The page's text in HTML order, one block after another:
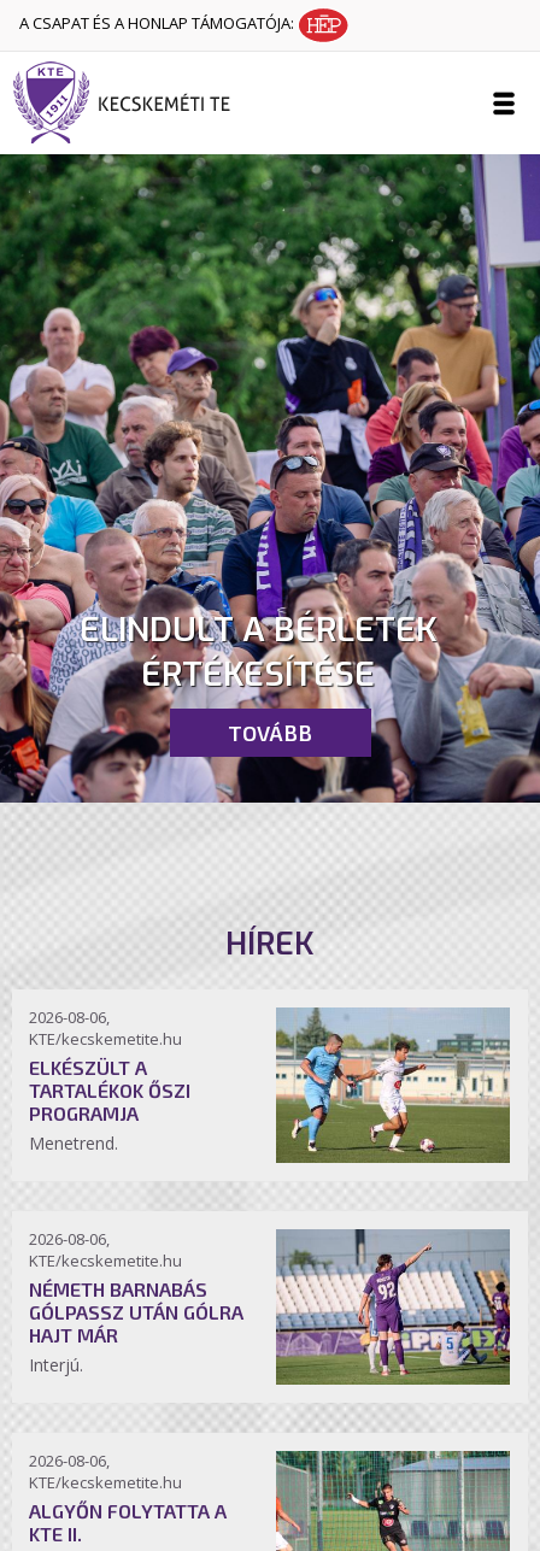
A CSAPAT ÉS A HONLAP TÁMOGATÓJA:
ELINDULT A BÉRLETEK
ÉRTÉKESÍTÉSE
TOVÁBB
HÍREK
2026-08-06,
KTE/kecskemetite.hu
ELKÉSZÜLT A
TARTALÉKOK ŐSZI
PROGRAMJA
Menetrend.
2026-08-06,
KTE/kecskemetite.hu
NÉMETH BARNABÁS
GÓLPASSZ UTÁN GÓLRA
HAJT MÁR
Interjú.
2026-08-06,
KTE/kecskemetite.hu
ALGYŐN FOLYTATTA A
KTE II.